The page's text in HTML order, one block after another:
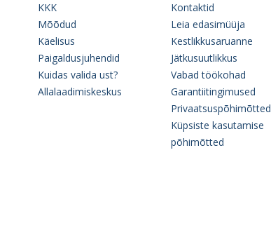
KKK
Mõõdud
Käelisus
Paigaldusjuhendid
Kuidas valida ust?
Allalaadimiskeskus
Kontaktid
Leia edasimüüja
Kestlikkusaruanne
Jätkusuutlikkus
Vabad töökohad
Garantiitingimused
Privaatsuspõhimõtted
Küpsiste kasutamise
põhimõtted